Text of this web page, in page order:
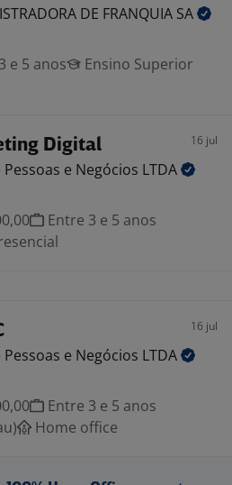
DE FRANQUIA SA
e 5 anos
Ensino Superior
Digital 16 jul
e Negócios LTDA
Entre 3 e 5 anos
16 jul
e Negócios LTDA
Entre 3 e 5 anos
Home office